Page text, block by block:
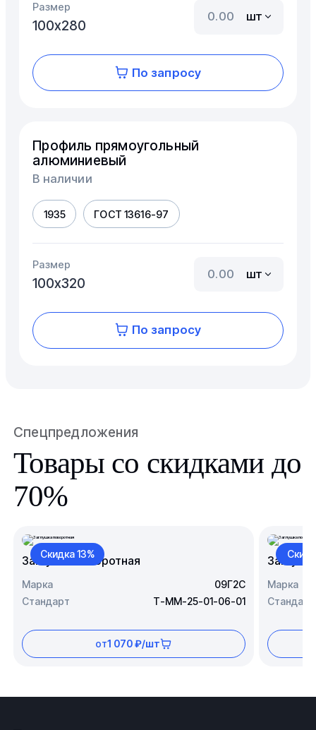
Размер
100х280
шт
По запросу
Профиль прямоугольный
алюминиевый
В наличии
1935 ГОСТ 13616-97
Размер
100х320
шт
По запросу
Спецпредложения
Товары со скидками до
70%
Скидка 13%
Заглушка поворотная
Марка
09Г2С
Стандарт
Т-ММ-25-01-06-01
от1 070 ₽/шт
Марка
Стандарт